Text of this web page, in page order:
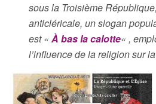
sous la Troisième
anticléricale, un slogan
est «À bas la calotte« ,
l’influence de la religion sur